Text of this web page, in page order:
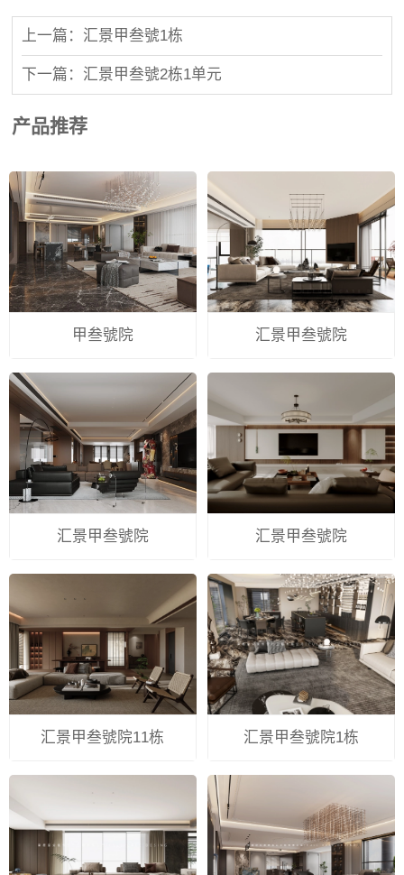
上一篇：汇景甲叁號1栋
下一篇：汇景甲叁號2栋1单元
产品推荐
甲叁號院 汇景甲叁號院
汇景甲叁號院 汇景甲叁號院
汇景甲叁號院11栋 汇景甲叁號院1栋